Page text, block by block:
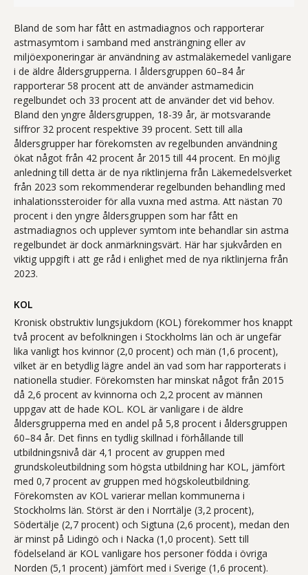
Bland de som har fått en astmadiagnos och rapporterar
astmasymtom i samband med ansträngning eller av
miljöexponeringar är användning av astmaläkemedel vanligare
i de äldre åldersgrupperna. I åldersgruppen 60–84 år
rapporterar 58 procent att de använder astmamedicin
regelbundet och 33 procent att de använder det vid behov.
Bland den yngre åldersgruppen, 18-39 år, är motsvarande
siffror 32 procent respektive 39 procent. Sett till alla
åldersgrupper har förekomsten av regelbunden användning
ökat något från 42 procent år 2015 till 44 procent. En möjlig
anledning till detta är de nya riktlinjerna från Läkemedelsverket
från 2023 som rekommenderar regelbunden behandling med
inhalationssteroider för alla vuxna med astma. Att nästan 70
procent i den yngre åldersgruppen som har fått en
astmadiagnos och upplever symtom inte behandlar sin astma
regelbundet är dock anmärkningsvärt. Här har sjukvården en
viktig uppgift i att ge råd i enlighet med de nya riktlinjerna från
2023.
KOL
Kronisk obstruktiv lungsjukdom (KOL) förekommer hos knappt
två procent av befolkningen i Stockholms län och är ungefär
lika vanligt hos kvinnor (2,0 procent) och män (1,6 procent),
vilket är en betydlig lägre andel än vad som har rapporterats i
nationella studier. Förekomsten har minskat något från 2015
då 2,6 procent av kvinnorna och 2,2 procent av männen
uppgav att de hade KOL. KOL är vanligare i de äldre
åldersgrupperna med en andel på 5,8 procent i åldersgruppen
60–84 år. Det finns en tydlig skillnad i förhållande till
utbildningsnivå där 4,1 procent av gruppen med
grundskoleutbildning som högsta utbildning har KOL, jämfört
med 0,7 procent av gruppen med högskoleutbildning.
Förekomsten av KOL varierar mellan kommunerna i
Stockholms län. Störst är den i Norrtälje (3,2 procent),
Södertälje (2,7 procent) och Sigtuna (2,6 procent), medan den
är minst på Lidingö och i Nacka (1,0 procent). Sett till
födelseland är KOL vanligare hos personer födda i övriga
Norden (5,1 procent) jämfört med i Sverige (1,6 procent).